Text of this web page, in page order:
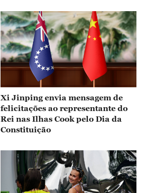
Xi Jinping envia mensagem de
felicitações ao representante do
Rei nas Ilhas Cook pelo Dia da
Constituição